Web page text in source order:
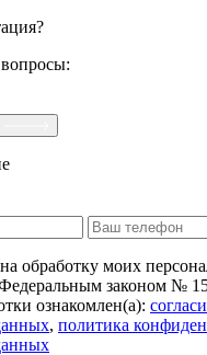
обработку моих
Федеральным законом №
ознакомлен(а):
, политика